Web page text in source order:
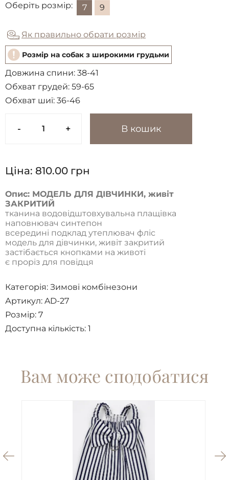
Оберіть розмір: 7 9
Як правильно обрати розмір
Розмір на собак з широкими грудьми
Довжина спини: 38-41
Обхват грудей: 59-65
Обхват шиї: 36-46
- + В кошик
Ціна: 810.00 грн
Опис: МОДЕЛЬ ДЛЯ ДІВЧИНКИ, живіт
ЗАКРИТИЙ
тканина водовідштовхувальна плащівка
наповнювач синтепон
всередині подклад утеплювач фліс
модель для дівчинки, живіт закритий
застібається кнопками на животі
є проріз для повідця
Категорія: Зимові комбінезони
Артикул: AD-27
Розмір: 7
Доступна кількість: 1
Вам може сподобатися